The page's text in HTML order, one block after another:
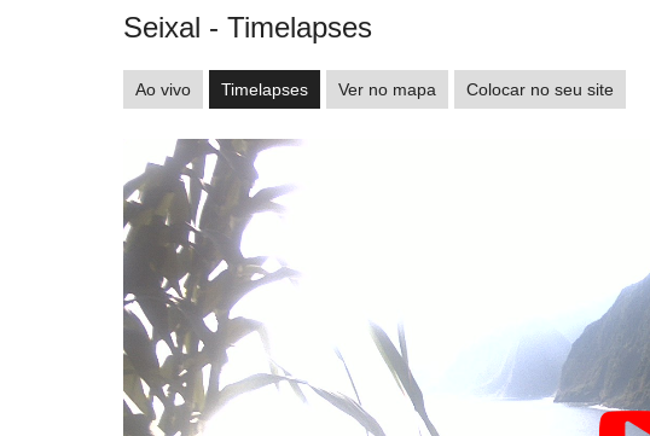
Seixal - Timelapses
Ao vivo Timelapses Ver no mapa Colocar no seu site